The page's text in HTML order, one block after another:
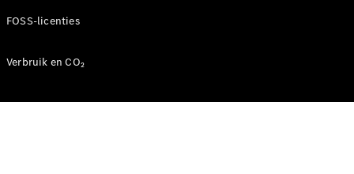
FOSS-licenties
Verbruik en CO₂